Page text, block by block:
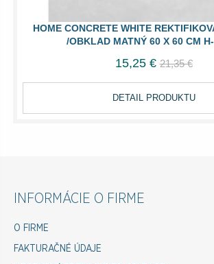
HOME CONCRETE WHITE
/OBKLAD MATNÝ 60 X 60 CM
15,25 € 21,35 €
DETAIL PRODUKTU
INFORMÁCIE O FIRME
O FIRME
FAKTURAČNÉ ÚDAJE